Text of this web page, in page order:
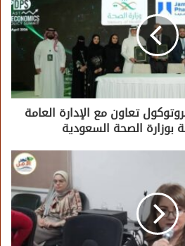
تعاون مع الإدارة العامة
بوزارة الصحة السعودية